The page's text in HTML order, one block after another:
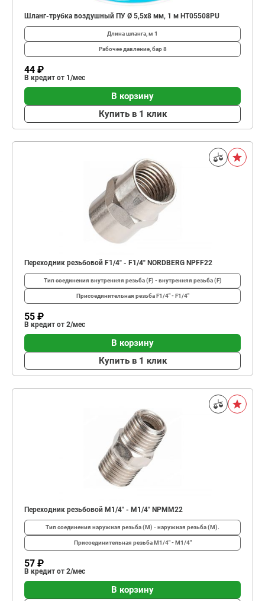
Шланг-трубка воздушный ПУ Ø 5,5х8 мм, 1 м HT05508PU
Длина шланга, м 1
Рабочее давление, бар8
44 ₽
В кредит от 1/мес
В корзину
Купить в 1 клик
Переходник резьбовой F1/4" - F1/4" NORDBERG NPFF22
Тип соединения внутренняя резьба (F) - внутренняя резьба (F)
Присоединительная резьбаF1/4" - F1/4"
55 ₽
В кредит от 2/мес
В корзину
Купить в 1 клик
Переходник резьбовой M1/4" - M1/4" NPMM22
Тип соединения наружная резьба (М) - наружная резьба (М).
Присоединительная резьбаM1/4" - M1/4"
57 ₽
В кредит от 2/мес
В корзину